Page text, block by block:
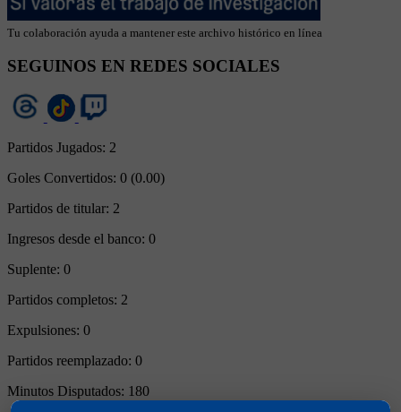
Tu colaboración ayuda a mantener este archivo histórico en línea
SEGUINOS EN REDES SOCIALES
Partidos Jugados: 2
Goles Convertidos: 0 (0.00)
Partidos de titular: 2
Ingresos desde el banco: 0
Suplente: 0
Partidos completos: 2
Expulsiones: 0
Partidos reemplazado: 0
Minutos Disputados: 180